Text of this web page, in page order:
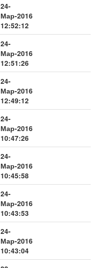
24-
Мар-2016
12:52:12
24-
Мар-2016
12:51:26
24-
Мар-2016
12:49:12
24-
Мар-2016
10:47:26
24-
Мар-2016
10:45:58
24-
Мар-2016
10:43:53
24-
Мар-2016
10:43:04